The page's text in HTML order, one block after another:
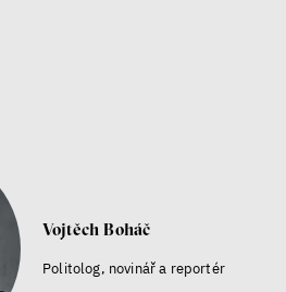
Zobrazit více
Vojtěch Boháč
Politolog, novinář a reportér